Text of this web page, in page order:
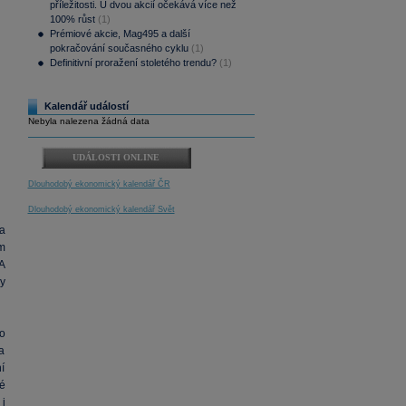
i
příležitosti. U dvou akcií očekává více než
100% růst (1)
Prémiové akcie, Mag495 a další
pokračování současného cyklu (1)
Definitivní proražení stoletého trendu? (1)
Kalendář událostí
Nebyla nalezena žádná data
UDÁLOSTI ONLINE
Dlouhodobý ekonomický kalendář ČR
Dlouhodobý ekonomický kalendář Svět